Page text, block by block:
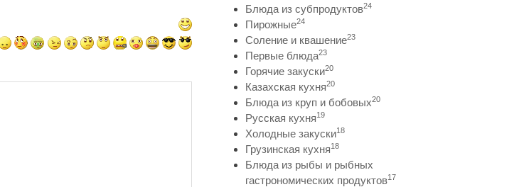
Блюда из субпродуктов24
Пирожные24
Соление и квашение23
Первые блюда23
Горячие закуски20
Казахская кухня20
Блюда из круп и бобовых20
Русская кухня19
Холодные закуски18
Грузинская кухня18
Блюда из рыбы и рыбных
гастрономических продуктов17